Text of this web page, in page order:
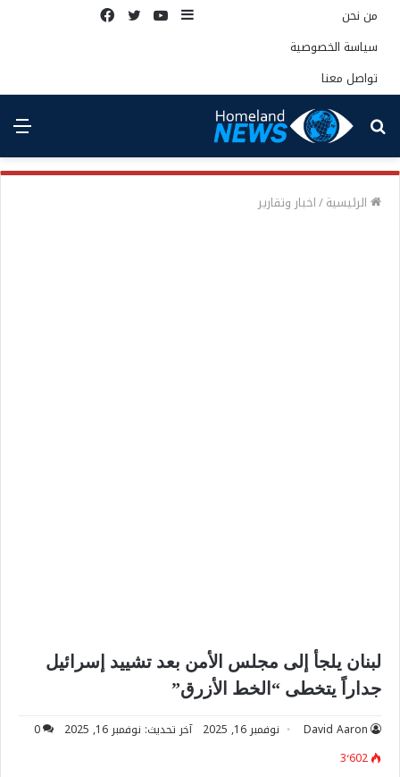
من نحن
سياسة الخصوصية
تواصل معنا
إضافة يوتيوبتويتر
بحث
عن
الرئيسية/اخبار وتقارير
لبنان يلجأ إلى مجلس الأمن بعد تشييد إسرائيل
جداراً يتخطى “الخط الأزرق”
David Aaron نوفمبر 16, 2025 آخر تحديث: نوفمبر 16, 2025
0
3٬602